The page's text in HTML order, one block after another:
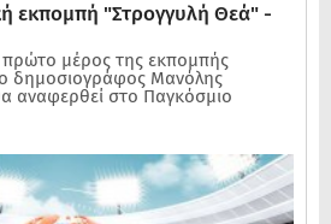
εκπομπή "Στρογγυλή Θεά" -
πρώτο μέρος της εκπομπής
ο δημοσιογράφος Μανόλης
αναφερθεί στο Παγκόσμιο